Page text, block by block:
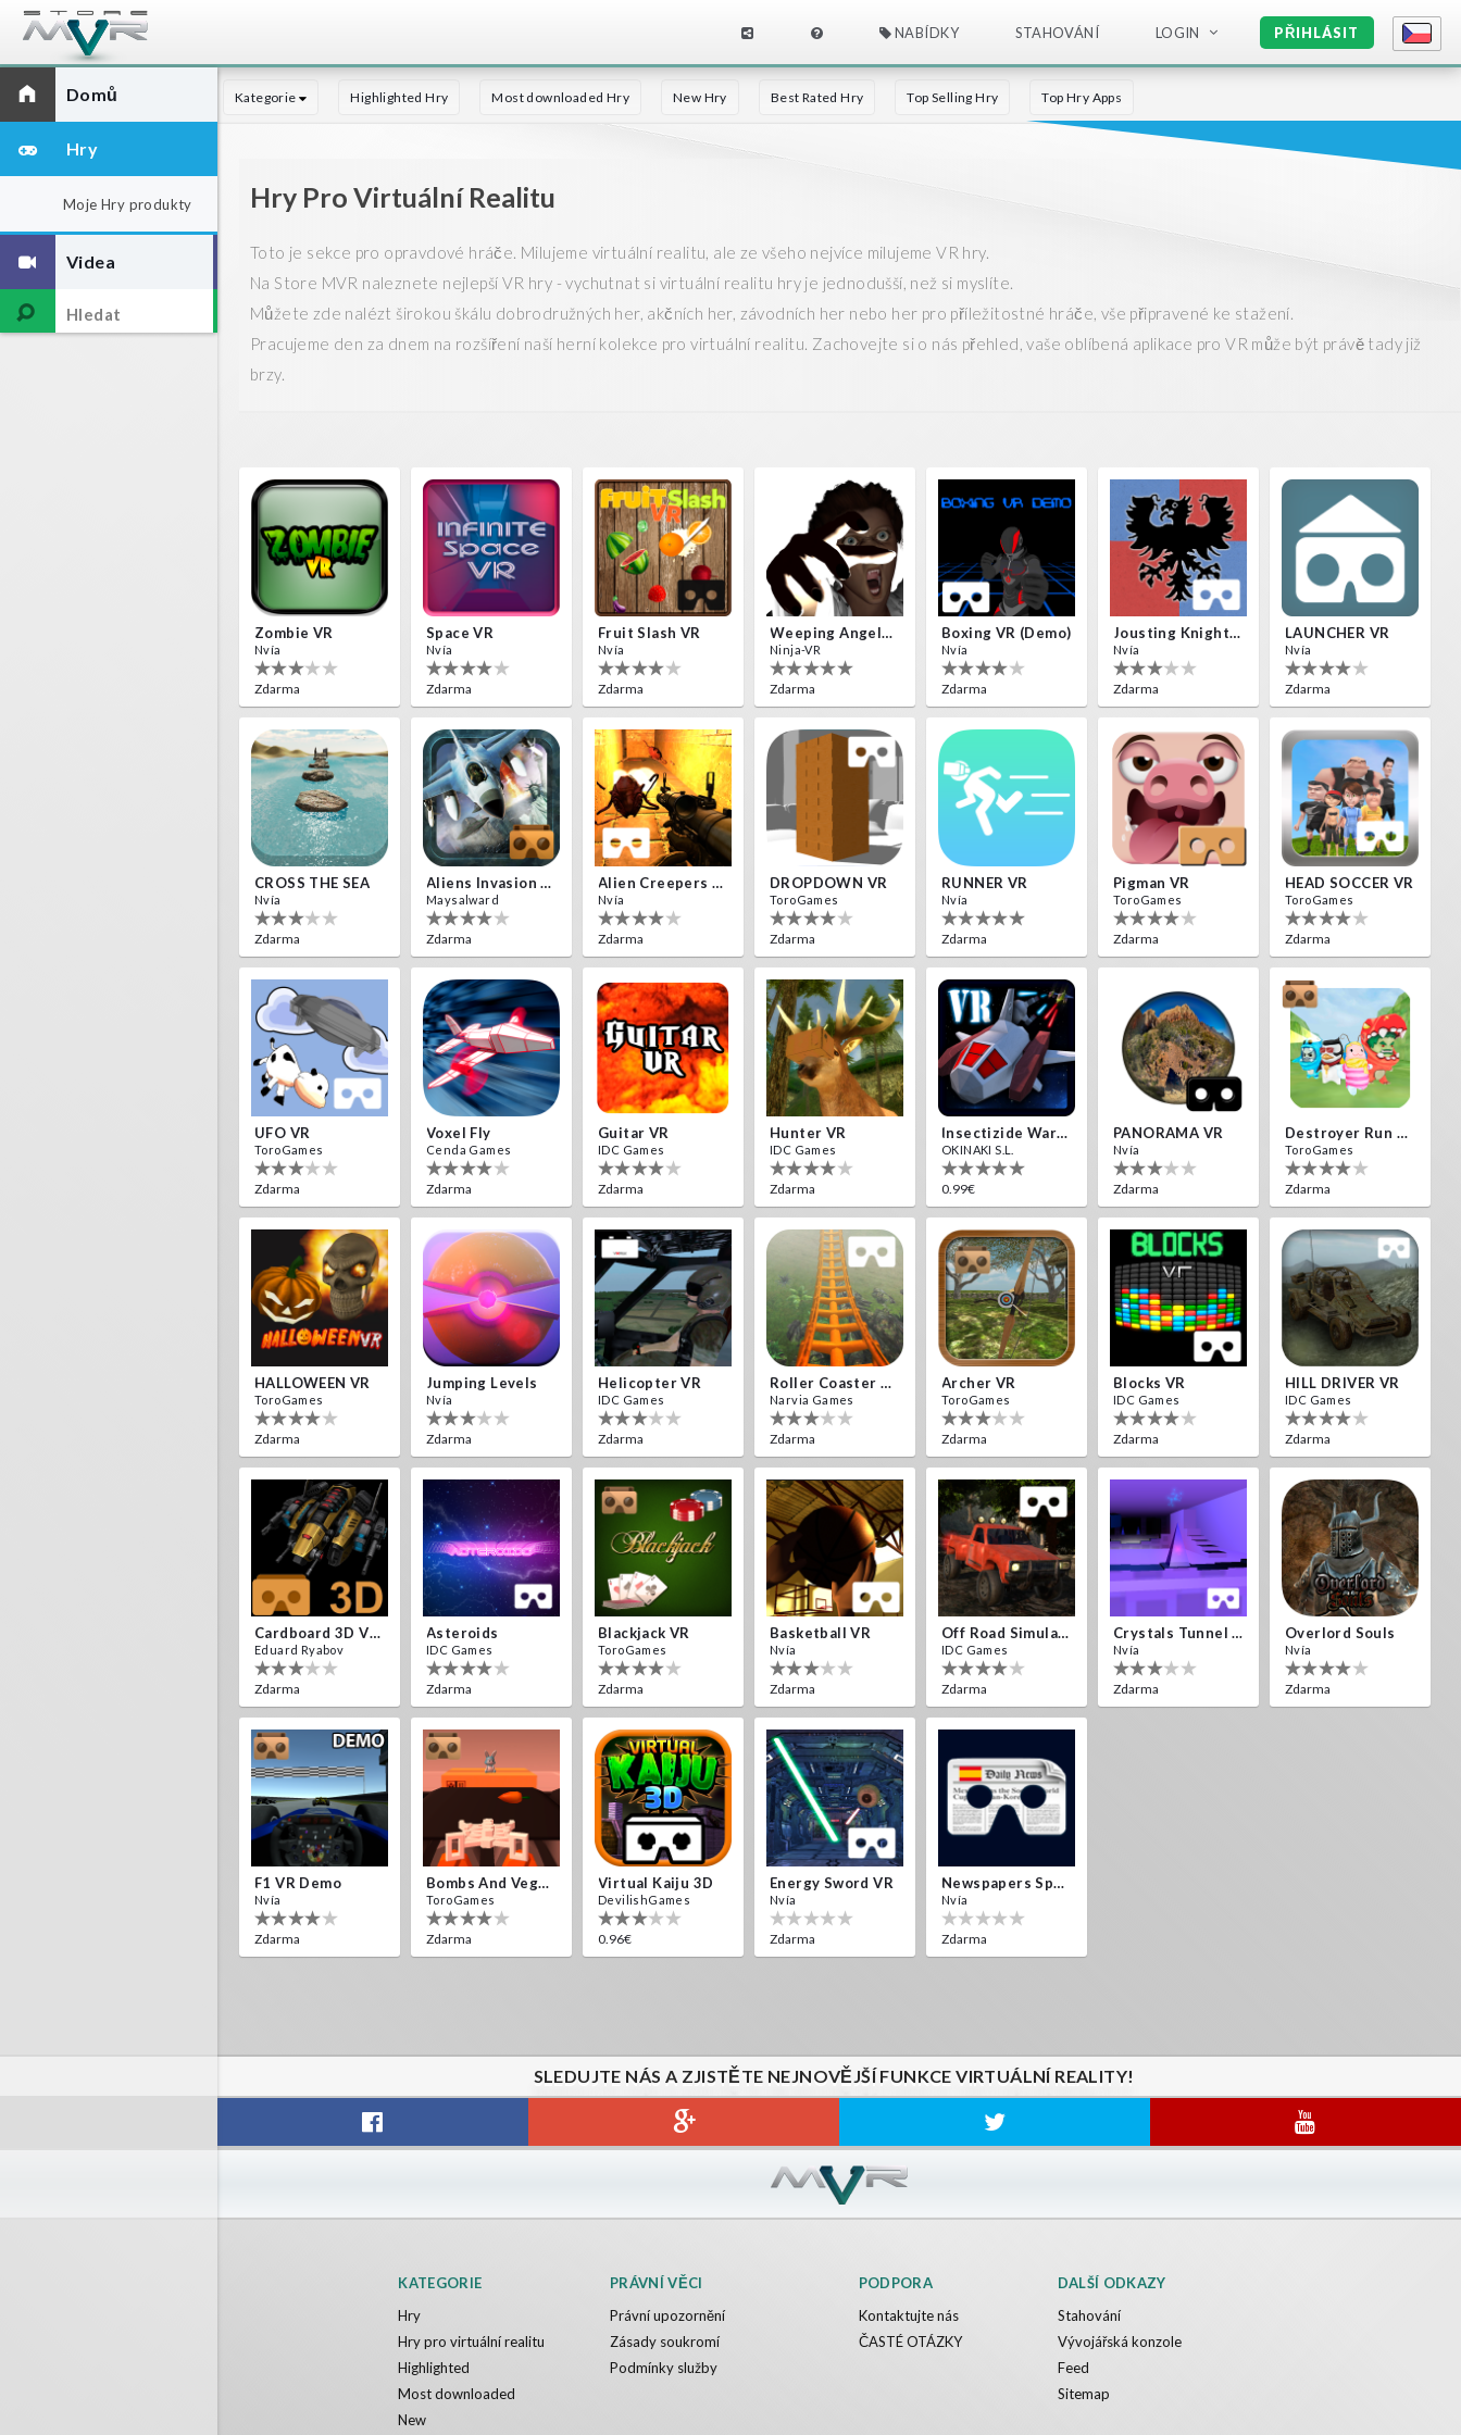
NABÍDKY STAHOVÁNÍ LOGIN PŘIHLÁSIT
Domů
Hry
Moje Hry produkty
Videa
Kategorie Highlighted Hry Most downloaded Hry New Hry Best Rated Hry Top Selling Hry Top Hry Apps
Hry Pro Virtuální Realitu
Toto je sekce pro opravdové hráče. Milujeme virtuální realitu, ale ze všeho nejvíce milujeme VR hry.
Na Store MVR naleznete nejlepší VR hry - vychutnat si virtuální realitu hry je jednodušší, než si myslíte.
Můžete zde nalézt širokou škálu dobrodružných her, akčních her, závodních her nebo her pro příležitostné hráče, vše připravené ke stažení.
Pracujeme den za dnem na rozšíření naší herní kolekce pro virtuální realitu. Zachovejte si o nás přehled, vaše oblíbená aplikace pro VR může být právě tady již
brzy.
Zombie VR
Nvía
Zdarma
Space VR
Nvía
Zdarma
Fruit Slash VR
Nvía
Zdarma
Weeping Angels VR
Ninja-VR
Zdarma
Boxing VR (Demo)
Nvía
Zdarma
Jousting Knights VR
Nvía
Zdarma
LAUNCHER VR
Nvía
Zdarma
CROSS THE SEA
Nvía
Zdarma
Aliens Invasion VR
Maysalward
Zdarma
Alien Creepers VR
Nvía
Zdarma
DROPDOWN VR
ToroGames
Zdarma
RUNNER VR
Nvía
Zdarma
Pigman VR
ToroGames
Zdarma
HEAD SOCCER VR
ToroGames
Zdarma
UFO VR
ToroGames
Zdarma
Voxel Fly
Cenda Games
Zdarma
Guitar VR
IDC Games
Zdarma
Hunter VR
IDC Games
Zdarma
Insectizide Wars VR
OKINAKI S.L.
0.99€
PANORAMA VR
Nvía
Zdarma
Destroyer Run VR
ToroGames
Zdarma
HALLOWEEN VR
ToroGames
Zdarma
Jumping Levels
Nvía
Zdarma
Helicopter VR
IDC Games
Zdarma
Roller Coaster VR
Narvia Games
Zdarma
Archer VR
ToroGames
Zdarma
Blocks VR
IDC Games
Zdarma
HILL DRIVER VR
IDC Games
Zdarma
Cardboard 3D VR Space FPS Game
Eduard Ryabov
Zdarma
Asteroids
IDC Games
Zdarma
Blackjack VR
ToroGames
Zdarma
Basketball VR
Nvía
Zdarma
Off Road Simulator VR
IDC Games
Zdarma
Crystals Tunnel VR
Nvía
Zdarma
Overlord Souls
Nvía
Zdarma
F1 VR Demo
Nvía
Zdarma
Bombs And Veggies
ToroGames
Zdarma
Virtual Kaiju 3D
DevilishGames
0.96€
Energy Sword VR
Nvía
Zdarma
Newspapers Spain VR
Nvía
Zdarma
SLEDUJTE NÁS A ZJISTĚTE NEJNOVĚJŠÍ FUNKCE VIRTUÁLNÍ REALITY!
KATEGORIE
Hry
Hry pro virtuální realitu
Highlighted
Most downloaded
New
PRÁVNÍ VĚCI
Právní upozornění
Zásady soukromí
Podmínky služby
PODPORA
Kontaktujte nás
ČASTÉ OTÁZKY
DALŠÍ ODKAZY
Stahování
Vývojářská konzole
Feed
Sitemap